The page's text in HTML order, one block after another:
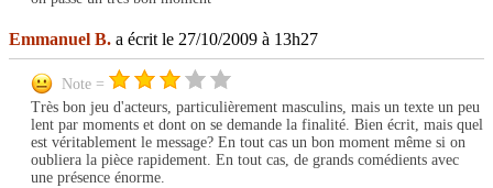
Emmanuel B. a écrit le 27/10/2009 à 13h27
Note =
Très bon jeu d'acteurs, particulièrement masculins, mais un texte un peu
lent par moments et dont on se demande la finalité. Bien écrit, mais quel
est véritablement le message? En tout cas un bon moment même si on
oubliera la pièce rapidement. En tout cas, de grands comédients avec
une présence énorme.